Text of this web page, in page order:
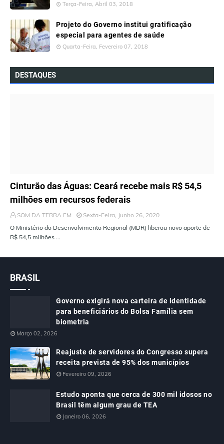
Terça-Feira, Abril 03, 2018
Projeto do Governo institui gratificação
especial para agentes de saúde
Quarta-Feira, Fevereiro 07, 2018
DESTAQUES
ÚLTIMAS NOTÍCIAS
Cinturão das Águas: Ceará recebe mais R$ 54,5
milhões em recursos federais
SOM DA TERRA FM
Sexta-Feira, Junho 26, 2020
O Ministério do Desenvolvimento Regional (MDR) liberou novo aporte de
R$ 54,5 milhões …
BRASIL
Governo exigirá nova carteira de identidade
para beneficiários do Bolsa Família sem
biometria
Março 02, 2026
Reajuste de servidores do Congresso supera
receita prevista de 95% dos municípios
Fevereiro 09, 2026
Estudo aponta que cerca de 300 mil idosos no
Brasil têm algum grau de TEA
Janeiro 06, 2026